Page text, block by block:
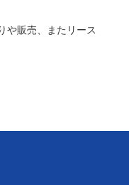
や販売、またリース